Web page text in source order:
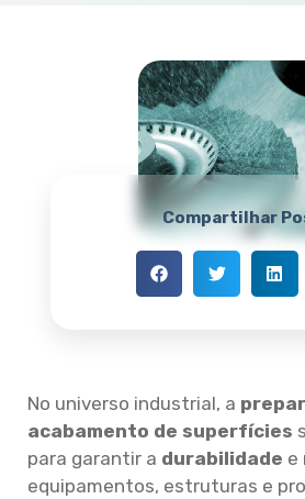
Compartilhar
No universo industrial, a
acabamento de superfícies
para garantir a durabilidade e
equipamentos, estruturas e